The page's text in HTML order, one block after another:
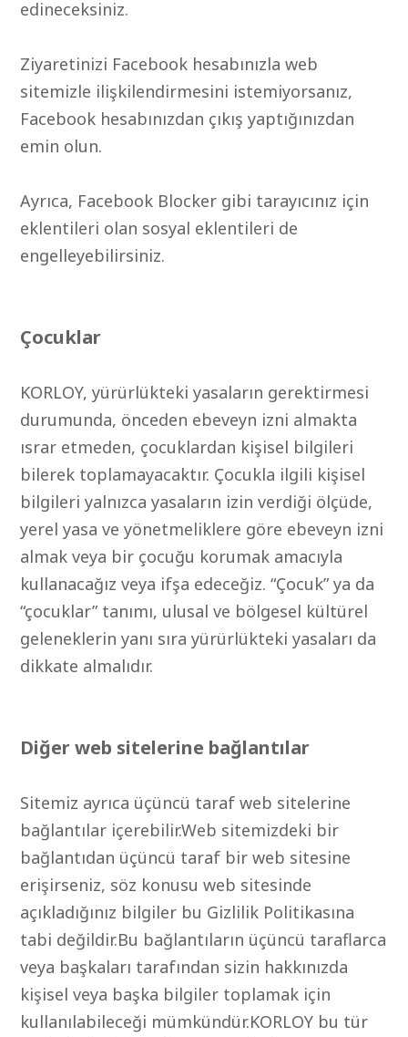
edineceksiniz.
Ziyaretinizi Facebook hesabınızla web
sitemizle ilişkilendirmesini istemiyorsanız,
Facebook hesabınızdan çıkış yaptığınızdan
emin olun.
Ayrıca, Facebook Blocker gibi tarayıcınız için
eklentileri olan sosyal eklentileri de
engelleyebilirsiniz.
Çocuklar
KORLOY, yürürlükteki yasaların gerektirmesi
durumunda, önceden ebeveyn izni almakta
ısrar etmeden, çocuklardan kişisel bilgileri
bilerek toplamayacaktır. Çocukla ilgili kişisel
bilgileri yalnızca yasaların izin verdiği ölçüde,
yerel yasa ve yönetmeliklere göre ebeveyn izni
almak veya bir çocuğu korumak amacıyla
kullanacağız veya ifşa edeceğiz. “Çocuk” ya da
“çocuklar” tanımı, ulusal ve bölgesel kültürel
geleneklerin yanı sıra yürürlükteki yasaları da
dikkate almalıdır.
Diğer web sitelerine bağlantılar
Sitemiz ayrıca üçüncü taraf web sitelerine
bağlantılar içerebilir.Web sitemizdeki bir
bağlantıdan üçüncü taraf bir web sitesine
erişirseniz, söz konusu web sitesinde
açıkladığınız bilgiler bu Gizlilik Politikasına
tabi değildir.Bu bağlantıların üçüncü taraflarca
veya başkaları tarafından sizin hakkınızda
kişisel veya başka bilgiler toplamak için
kullanılabileceği mümkündür.KORLOY bu tür